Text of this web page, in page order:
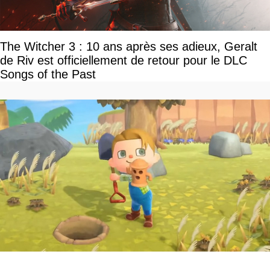
The Witcher 3 : 10 ans après ses adieux, Geralt
de Riv est officiellement de retour pour le DLC
Songs of the Past